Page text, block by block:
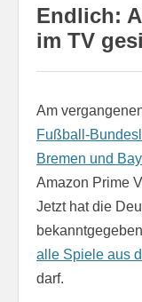
Endlich:
im TV
Am
Fußball-
Bremen und
Amazon Prime
Jetzt hat die
alle Spiele aus
darf.